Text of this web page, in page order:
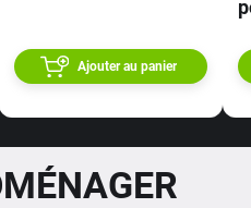
Ajouter au panier